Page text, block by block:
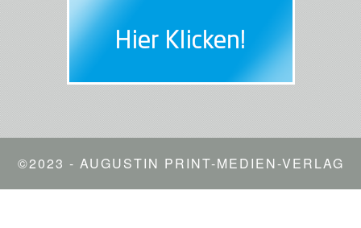
©2023 - AUGUSTIN PRINT-MEDIEN-VERLAG